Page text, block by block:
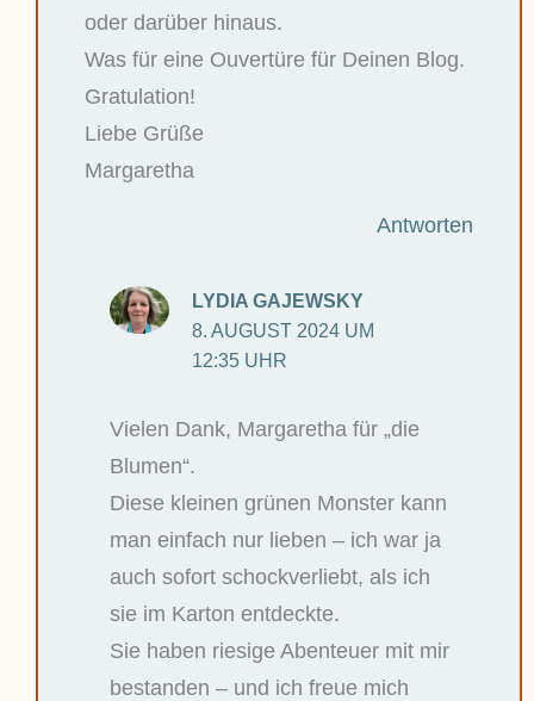
oder darüber hinaus.
Was für eine Ouvertüre für Deinen Blog.
Gratulation!
Liebe Grüße
Margaretha
Antworten
LYDIA GAJEWSKY
8. AUGUST 2024 UM
12:35 UHR
Vielen Dank, Margaretha für „die
Blumen“.
Diese kleinen grünen Monster kann
man einfach nur lieben – ich war ja
auch sofort schockverliebt, als ich
sie im Karton entdeckte.
Sie haben riesige Abenteuer mit mir
bestanden – und ich freue mich